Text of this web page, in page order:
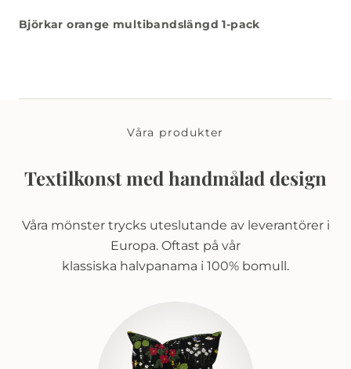
Björkar orange multibandslängd 1-pack
Våra produkter
Textilkonst med handmålad design
Våra mönster trycks uteslutande av leverantörer i
Europa. Oftast på vår
klassiska halvpanama i 100% bomull.